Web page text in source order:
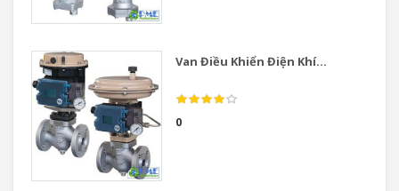
Van Điều Khiển Điện Khí...
0